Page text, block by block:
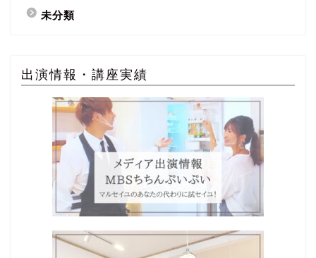
未分類
出演情報・講座実績